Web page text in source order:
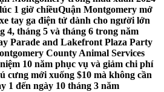
1 giờ chiềuQuận Montgomery mở
tay ga điện tử dành cho người lớn
4, tháng 5 và tháng 6 trong năm
Parade and Lakefront Plaza Party
County Animal Services
10 năm phục vụ và giảm chi phí
cưng mới xuống $10 mà không cần
1 đến ngày 10 tháng 3 năm